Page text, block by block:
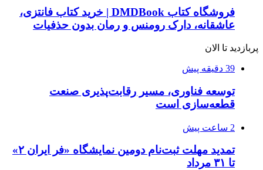
فروشگاه کتاب DMDBook | خرید کتاب فانتزی،
عاشقانه، دارک رومنس و رمان بدون حذفیات
پربازدید تا الان
39 دقیقه پیش
توسعه فناوری، مسیر رقابت‌پذیری صنعت
قطعه‌سازی است
2 ساعت پیش
تمدید مهلت ثبت‌نام دومین نمایشگاه «فر ایران ۲»
تا ۳۱ مرداد